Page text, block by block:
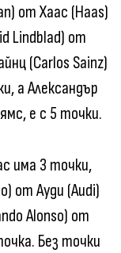
от Хаас (Haas)
Lindblad) от
(Carlos Sainz)
а Александър
е с 5 точки.
има 3 точки,
от Ауди (Audi)
Alonso) от
Без точки